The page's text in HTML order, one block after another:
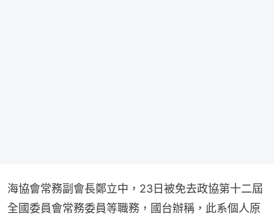
海協會常務副會長鄭立中，23日被免去政協第十二屆
全國委員會常務委員等職務，國台辦稱，此系個人原